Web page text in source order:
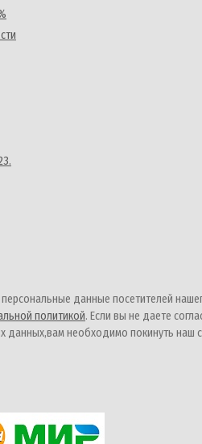
данные посетителей
политикой. Если вы не даете
данных,вам необходимо покинуть наш